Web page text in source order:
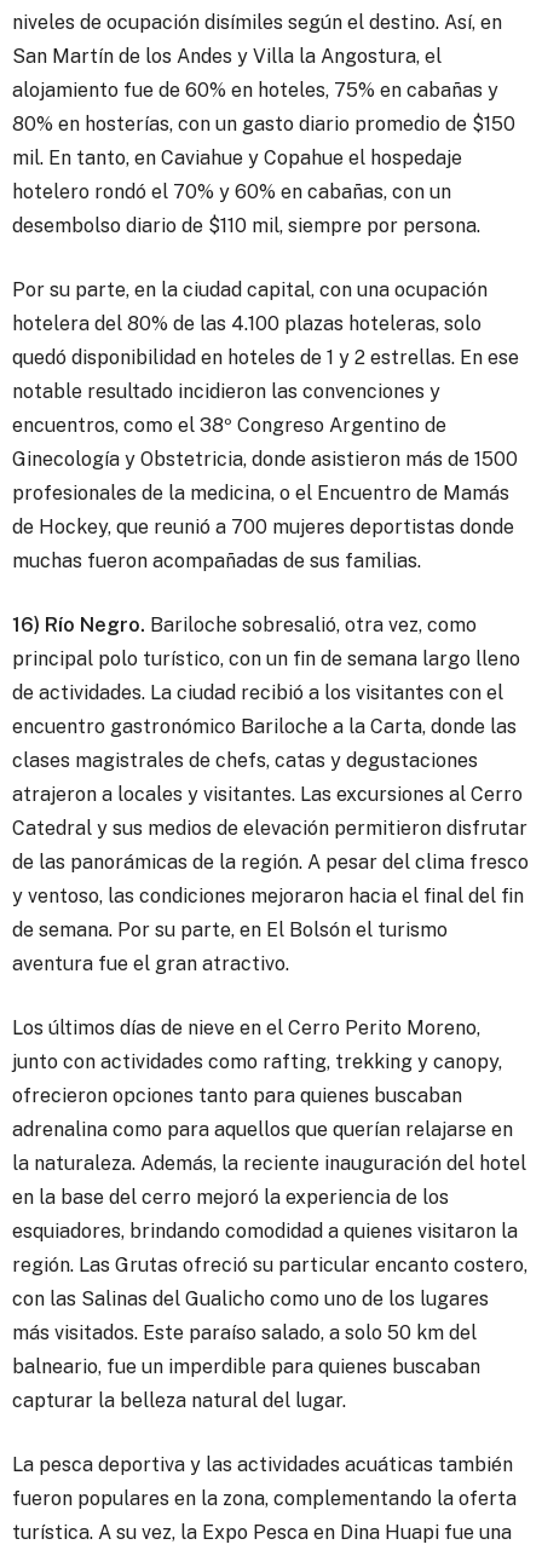
niveles de ocupación disímiles según el destino. Así, en
San Martín de los Andes y Villa la Angostura, el
alojamiento fue de 60% en hoteles, 75% en cabañas y
80% en hosterías, con un gasto diario promedio de $150
mil. En tanto, en Caviahue y Copahue el hospedaje
hotelero rondó el 70% y 60% en cabañas, con un
desembolso diario de $110 mil, siempre por persona.
Por su parte, en la ciudad capital, con una ocupación
hotelera del 80% de las 4.100 plazas hoteleras, solo
quedó disponibilidad en hoteles de 1 y 2 estrellas. En ese
notable resultado incidieron las convenciones y
encuentros, como el 38º Congreso Argentino de
Ginecología y Obstetricia, donde asistieron más de 1500
profesionales de la medicina, o el Encuentro de Mamás
de Hockey, que reunió a 700 mujeres deportistas donde
muchas fueron acompañadas de sus familias.
16) Río Negro. Bariloche sobresalió, otra vez, como
principal polo turístico, con un fin de semana largo lleno
de actividades. La ciudad recibió a los visitantes con el
encuentro gastronómico Bariloche a la Carta, donde las
clases magistrales de chefs, catas y degustaciones
atrajeron a locales y visitantes. Las excursiones al Cerro
Catedral y sus medios de elevación permitieron disfrutar
de las panorámicas de la región. A pesar del clima fresco
y ventoso, las condiciones mejoraron hacia el final del fin
de semana. Por su parte, en El Bolsón el turismo
aventura fue el gran atractivo.
Los últimos días de nieve en el Cerro Perito Moreno,
junto con actividades como rafting, trekking y canopy,
ofrecieron opciones tanto para quienes buscaban
adrenalina como para aquellos que querían relajarse en
la naturaleza. Además, la reciente inauguración del hotel
en la base del cerro mejoró la experiencia de los
esquiadores, brindando comodidad a quienes visitaron la
región. Las Grutas ofreció su particular encanto costero,
con las Salinas del Gualicho como uno de los lugares
más visitados. Este paraíso salado, a solo 50 km del
balneario, fue un imperdible para quienes buscaban
capturar la belleza natural del lugar.
La pesca deportiva y las actividades acuáticas también
fueron populares en la zona, complementando la oferta
turística. A su vez, la Expo Pesca en Dina Huapi fue una